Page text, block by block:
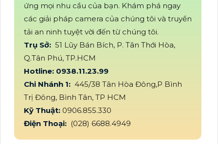
ứng mọi nhu cầu của bạn. Khám phá ngay
các giải pháp camera của chúng tôi và truyền
tải an ninh tuyệt vời đến từ chúng tôi.
Trụ Sở: 51 Lũy Bán Bích, P. Tân Thới Hòa,
Q.Tân Phú, TP.HCM
Hotline: 0938.11.23.99
Chi Nhánh 1: 445/38 Tân Hòa Đông,P Bình
Trị Đông, Bình Tân, TP HCM
Kỹ Thuật: 0906.855.330
Điện Thoại: (028) 6688.4949